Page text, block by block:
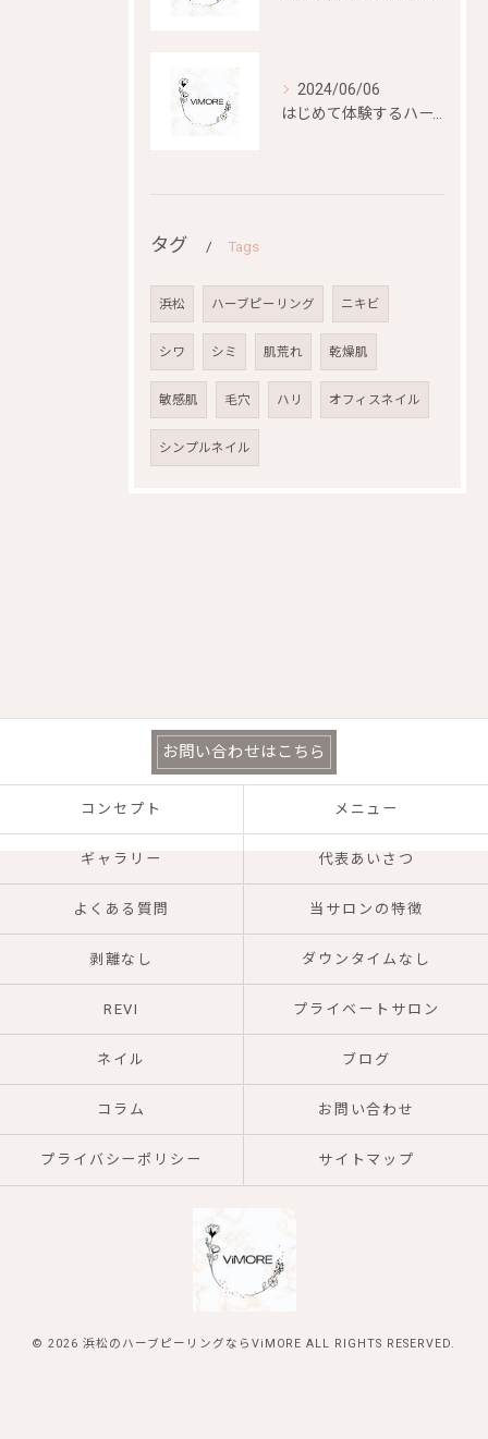
2024/06/06
タグ Tags
浜松 ハーブピーリング ニキビ
シワ シミ 肌荒れ 乾燥肌
敏感肌 毛穴 ハリ オフィスネイル
シンプルネイル
お問い合わせはこちら
コンセプト メニュー
ギャラリー 代表あいさつ
よくある質問 当サロンの特徴
剥離なし ダウンタイムなし
REVI プライベートサロン
ネイル ブログ
コラム お問い合わせ
プライバシーポリシー サイトマップ
© 2026 浜松のハーブピーリングならViMORE ALL RIGHTS RESERVED.